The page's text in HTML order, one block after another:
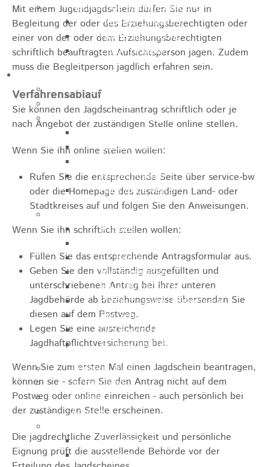
Nachhaltige Stadtentwicklung
Heubach gestalten
Online Beteiligung
Zukunfts Team
Freizeit / Tourismus
Gastgeber
Veranstaltungen
Museen & Sammlungen
Schloss
Miedermuseum
Polizeimuseum
Haus Anna Vetter
Sehenswürdigkeiten
Rathaus
Ev. Kirche
Miedermuseum
Haus "Anna Vetter"
Polizeimuseum Heubach e.V.
Das Schloss in Heubach
Der Rosenstein
Höhlen rund um Heubach
Heubach Tour
archaeopfad
Flugplatz
Anreise
Hallenbad
Freibad
Mit einem Jugendjagdschein dürfen Sie nur in
Begleitung der oder des Erziehungsberechtigten oder
einer von der oder dem Erziehungsberechtigten
schriftlich beauftragten Aufsichtsperson jagen. Zudem
muss die Begleitperson jagdlich erfahren sein.
Verfahrensablauf
Sie können den Jagdscheinantrag schriftlich oder je
nach Angebot der zuständigen Stelle online stellen.
Wenn Sie ihn online stellen wollen:
Rufen Sie die entsprechende Seite über service-bw
oder die Homepage des zuständigen Land- oder
Stadtkreises auf und folgen Sie den Anweisungen.
Wenn Sie ihn schriftlich stellen wollen:
Füllen Sie das entsprechende Antragsformular aus.
Geben Sie den vollständig ausgefüllten und
unterschriebenen Antrag bei Ihrer unteren
Jagdbehörde ab beziehungsweise übersenden Sie
diesen auf dem Postweg.
Legen Sie eine ausreichende
Jagdhaftpflichtversicherung bei.
Wenn Sie zum ersten Mal einen Jagdschein beantragen,
können sie - sofern Sie den Antrag nicht auf dem
Postweg oder online einreichen - auch persönlich bei
der zuständigen Stelle erscheinen.
Die jagdrechtliche Zuverlässigkeit und persönliche
Eignung prüft die ausstellende Behörde vor der